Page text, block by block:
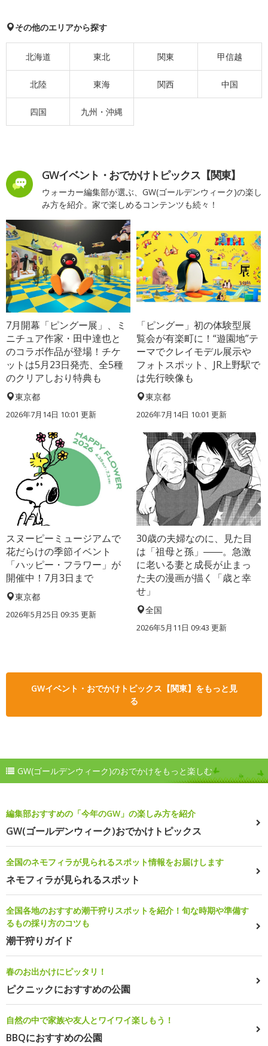
その他のエリアから探す
北海道 東北 関東 甲信越
北陸 東海 関西 中国
四国 九州・沖縄
GWイベント・おでかけトピックス【関東】
ウォーカー編集部が選ぶ、GW(ゴールデンウィーク)の楽し
み方を紹介。家で楽しめるコンテンツも続々！
7月開幕「ピングー展」、ミ
ニチュア作家・田中達也と
のコラボ作品が登場！チケ
ットは5月23日発売、全5種
のクリアしおり特典も
東京都
2026年7月14日 10:01 更新
「ピングー」初の体験型展
覧会が有楽町に！“遊園地”テ
ーマでクレイモデル展示や
フォトスポット、JR上野駅で
は先行映像も
東京都
2026年7月14日 10:01 更新
スヌーピーミュージアムで
花だらけの季節イベント
「ハッピー・フラワー」が
開催中！7月3日まで
東京都
2026年5月25日 09:35 更新
30歳の夫婦なのに、見た目
は「祖母と孫」――。急激
に老いる妻と成長が止まっ
た夫の漫画が描く「歳と幸
せ」
全国
2026年5月11日 09:43 更新
GWイベント・おでかけトピックス【関東】をもっと見
る
GW(ゴールデンウィーク)のおでかけをもっと楽しむ
編集部おすすめの「今年のGW」の楽しみ方を紹介
GW(ゴールデンウィーク)おでかけトピックス
全国のネモフィラが見られるスポット情報をお届けします
ネモフィラが見られるスポット
全国各地のおすすめ潮干狩りスポットを紹介！旬な時期や準備す
るもの採り方のコツも
潮干狩りガイド
春のお出かけにピッタリ！
ピクニックにおすすめの公園
自然の中で家族や友人とワイワイ楽しもう！
BBQにおすすめの公園